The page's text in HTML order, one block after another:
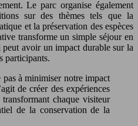
Le parc organise également
sur des thèmes tels que la
et la préservation des espèces
transforme un simple séjour en
avoir un impact durable sur la
participants.
pas à minimiser notre impact
de créer des expériences
chaque visiteur
de la conservation de la